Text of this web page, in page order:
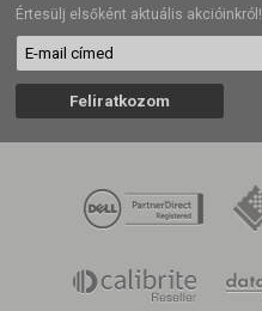
Értesülj elsőként aktuális akcióinkról!